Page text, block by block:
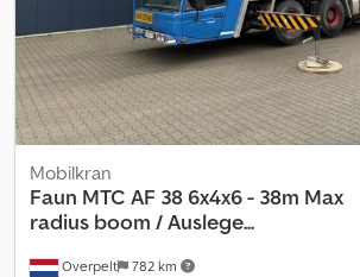
Overpelt 782 km
Mobilkran
Faun MTC AF 38 6x4x6 - 38m Max
radius boom / Auslege...